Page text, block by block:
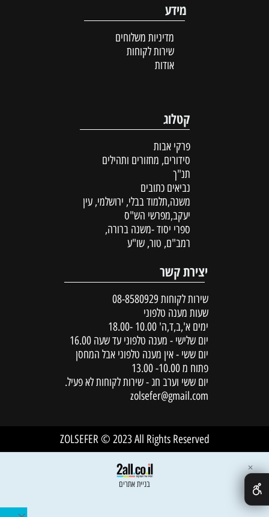
מידע
מדיניות משלוחים
שירות לקוחות
אודות
קטלוג
פרקי אבות
סידורים, מחזורים ותהילים
תנ"ך
נביאים כתובים
משנה,תלמוד בבלי, ירושלמי, עין
יעקב,מפרשי הש"ס
ספרי יסוד -משנה ברורה,
רמב"ם, טור, שו"ע
יצירת קשר
שירות לקוחות 08-8580929
שעות מענה טלפוני
ימים א',ב,ד,ה' 10.00 -18.00
יום שלישי - מענה טלפוני עד שעה 16.00
יום ששי - אין מענה טלפוני אבל המחסן
פתוח מ 10.00- 13.00
יום ששי וערב חג - שירות לקוחות לא פעיל.
zolsefer@gmail.com
ZOLSEFER © 2023 All Rights Reserved
בניית אתרים
✕